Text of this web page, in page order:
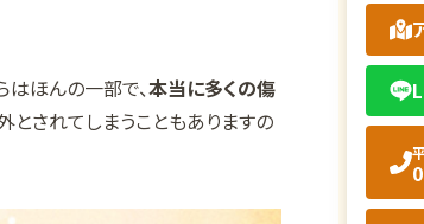
ほんの一部で、本当に多くの傷
とされてしまうこともありますの